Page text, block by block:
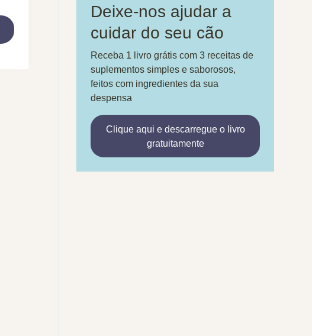
Deixe-nos ajudar a
cuidar do seu cão
Receba 1 livro grátis com 3 receitas de
suplementos simples e saborosos,
feitos com ingredientes da sua
despensa
Clique aqui e descarregue o livro
gratuitamente